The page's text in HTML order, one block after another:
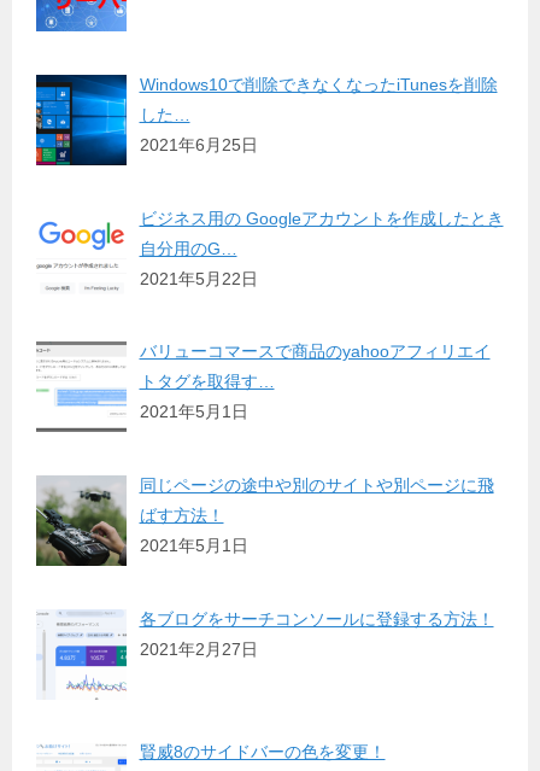
Windows10で削除できなくなったiTunesを削除
した…
2021年6月25日
ビジネス用の Googleアカウントを作成したとき
自分用のG…
2021年5月22日
バリューコマースで商品のyahooアフィリエイ
トタグを取得す…
2021年5月1日
同じページの途中や別のサイトや別ページに飛
ばす方法！
2021年5月1日
各ブログをサーチコンソールに登録する方法！
2021年2月27日
賢威8のサイドバーの色を変更！